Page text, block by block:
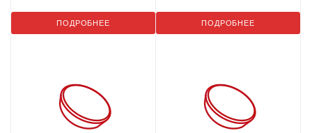
ПОДРОБНЕЕ ПОДРОБНЕЕ